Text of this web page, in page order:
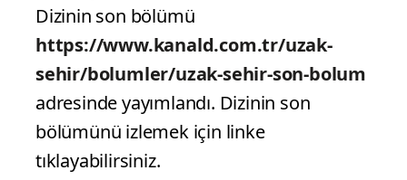
Dizinin son bölümü
https://www.kanald.com.tr/uzak-
sehir/bolumler/uzak-sehir-son-bolum
adresinde yayımlandı. Dizinin son
bölümünü izlemek için linke
tıklayabilirsiniz.